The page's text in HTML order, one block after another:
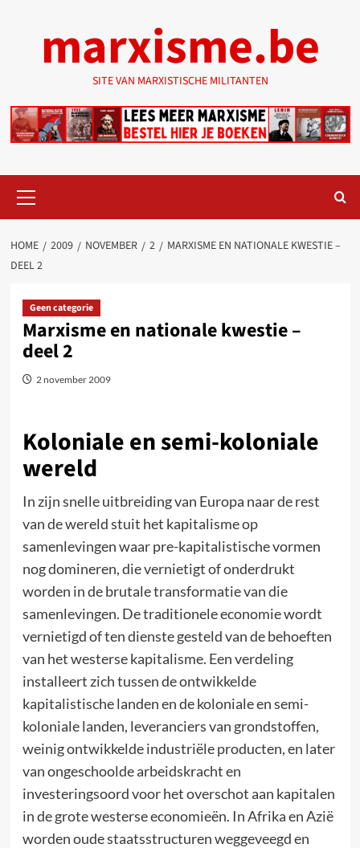
marxisme.be
SITE VAN MARXISTISCHE MILITANTEN
menu
HOME 2009 NOVEMBER 2
MARXISME EN NATIONALE KWESTIE –
DEEL 2
Geen categorie
Marxisme en nationale kwestie –
deel 2
2 november 2009
Koloniale en semi-koloniale
wereld
In zijn snelle uitbreiding van Europa naar de rest
van de wereld stuit het kapitalisme op
samenlevingen waar pre-kapitalistische vormen
nog domineren, die vernietigt of onderdrukt
worden in de brutale transformatie van die
samenlevingen. De traditionele economie wordt
vernietigd of ten dienste gesteld van de behoeften
van het westerse kapitalisme. Een verdeling
installeert zich tussen de ontwikkelde
kapitalistische landen en de koloniale en semi-
koloniale landen, leveranciers van grondstoffen,
weinig ontwikkelde industriële producten, en later
van ongeschoolde arbeidskracht en
investeringsoord voor het overschot aan kapitalen
in de grote westerse economieën. In Afrika en Azië
worden oude staatsstructuren weggeveegd en